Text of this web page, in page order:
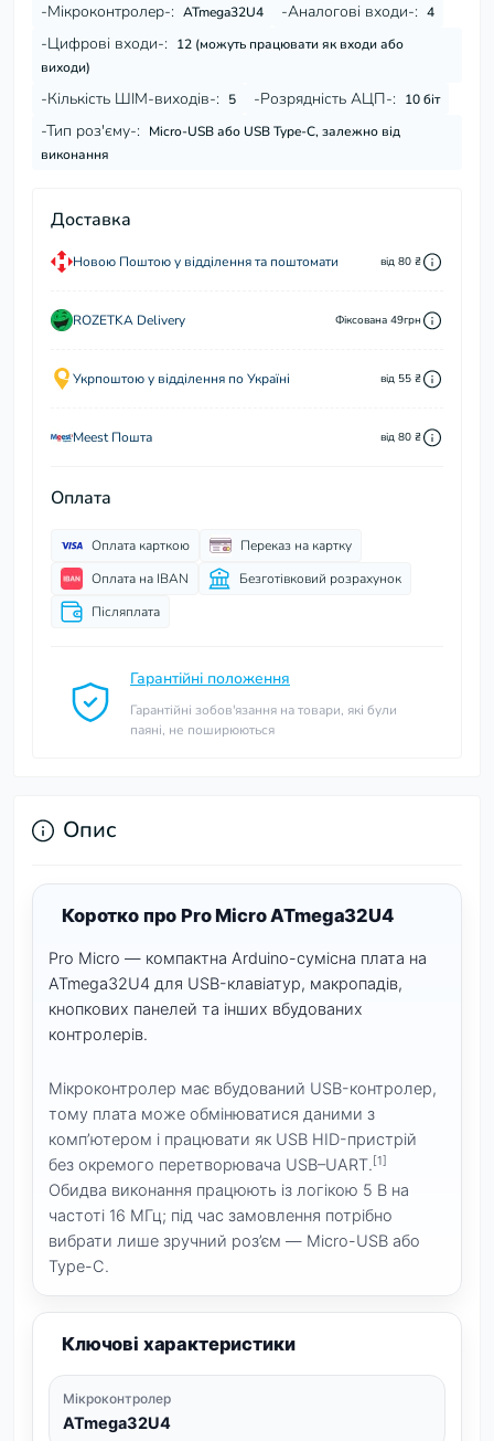
-Мікроконтролер-: ATmega32U4 -Аналогові входи-: 4
-Цифрові входи-:
12 (можуть працювати як входи або
виходи)
-Кількість ШІМ-виходів-: 5 -Розрядність АЦП-: 10 біт
-Тип роз'єму-:
Micro-USB або USB Type-C, залежно від
виконання
Доставка
Новою Поштою у відділення та поштомати від 80 ₴
ROZETKA Delivery Фіксована 49грн
Укрпоштою у відділення по Україні від 55 ₴
Meest Пошта від 80 ₴
Оплата
Оплата карткою
Переказ на картку
Оплата на IBAN
Безготівковий розрахунок
Післяплата
Гарантійні положення
Гарантійні зобов'язання на товари, які були
паяні, не поширюються
Опис
Коротко про Pro Micro ATmega32U4
Pro Micro — компактна Arduino-сумісна плата на
ATmega32U4 для USB-клавіатур, макропадів,
кнопкових панелей та інших вбудованих
контролерів.
Мікроконтролер має вбудований USB-контролер,
тому плата може обмінюватися даними з
комп’ютером і працювати як USB HID-пристрій
без окремого перетворювача USB–UART.[1]
Обидва виконання працюють із логікою 5 В на
частоті 16 МГц; під час замовлення потрібно
вибрати лише зручний роз’єм — Micro-USB або
Type-C.
Ключові характеристики
Мікроконтролер
ATmega32U4